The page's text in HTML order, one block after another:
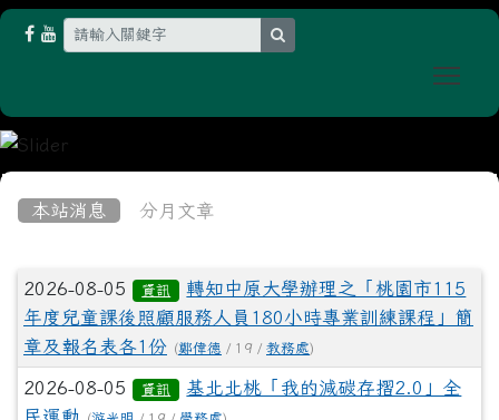
本站消息 分月文章
文章列表
2026-08-05 資訊
轉知中原大學辦理之「桃園市115
年度兒童課後照顧服務人員180小時專業訓練課程」簡
章及報名表各1份 (鄭偉德 / 19 / 教務處)
2026-08-05 資訊
基北北桃「我的減碳存摺2.0」全